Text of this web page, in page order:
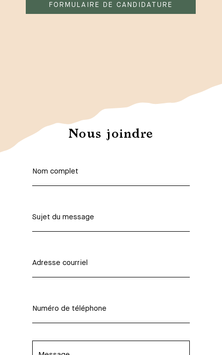
FORMULAIRE DE CANDIDATURE
Nous joindre